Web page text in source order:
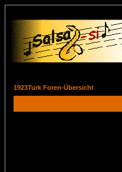
1923Turk Foren-Übersicht